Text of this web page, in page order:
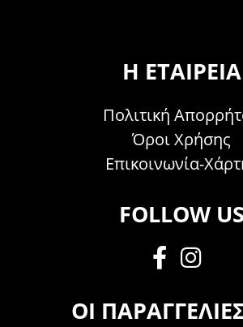
Η ΕΤΑΙΡΕΊΑ
Πολιτική
Όροι Χρήσης
Επικοινωνία-
FOLLOW US
ΟΙ